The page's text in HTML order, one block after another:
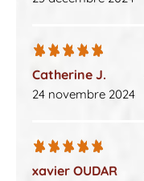
Catherine J.
24 novembre 2024
xavier OUDAR